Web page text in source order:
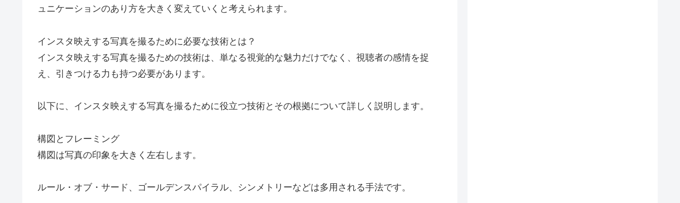
ュニケーションのあり方を大きく変えていくと考えられます。
インスタ映えする写真を撮るために必要な技術とは？
インスタ映えする写真を撮るための技術は、単なる視覚的な魅力だけでなく、視聴者の感情を捉
え、引きつける力も持つ必要があります。
以下に、インスタ映えする写真を撮るために役立つ技術とその根拠について詳しく説明します。
構図とフレーミング
構図は写真の印象を大きく左右します。
ルール・オブ・サード、ゴールデンスパイラル、シンメトリーなどは多用される手法です。